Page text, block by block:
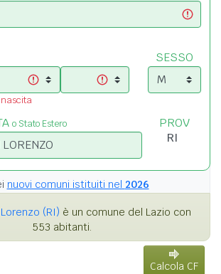
SESSO
o Stato Estero PROV
nuovi comuni istituiti nel 2026
(RI) è un comune del Lazio con
553 abitanti.
Calcola CF